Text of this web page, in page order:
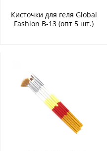
Кисточки для геля Global
Fashion B-13 (опт 5 шт.)